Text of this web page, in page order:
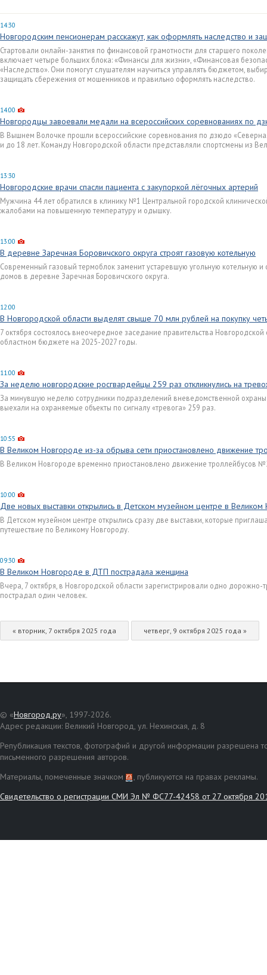
14:30
Новгородским пенсионерам расскажут, как оформлять наследство и
Стартовали онлайн-занятия по финансовой грамотности для старшего
включает четыре больших блока: «Финансы для жизни», «Финансовая
«Наследство». Они помогут слушателям научиться управлять бюджетом,
защищать сбережения от мошенников и правильно оформлять наследство.
14:00
Новгородцы завоевали медали на всероссийских соревнованиях по
В Вышнем Волочке прошли всероссийские соревнования по дзюдо
и до 18 лет. Команду Новгородской области представляли спортсмены из
13:30
Новгородские врачи спасли пациента с закупоркой лёгочных артерий
Мужчина 44 лет обратился в клинику №1 Центральной городской
жалобами на повышенную температуру и одышку.
13:00
В деревне Заречная Боровичского округа строят газовую котельную
Современный газовый термоблок заменит устаревшую угольную котельную
домов в деревне Заречная Боровичского округа.
12:00
В Новгородской области выделят свыше 70 млн рублей на покупку
7 октября состоялось внеочередное заседание правительства
областном бюджете на 2025-2027 годы.
11:00
За неделю новгородские росгвардейцы 259 раз откликнулись на
За минувшую неделю сотрудники подразделений вневедомственной
выехали на охраняемые объекты по сигналу «тревога» 259 раз.
10:55
В Великом Новгороде из-за обрыва сети приостановлено движение
В Великом Новгороде временно приостановлено движение троллейбусов
10:00
Две новых выставки открылись в Детском музейном центре в
В Детском музейном центре открылись сразу две выставки, которые
путешествие по Великому Новгороду.
09:30
В Великом Новгороде в ДТП пострадала женщина
Вчера, 7 октября, в Новгородской области зарегистрировали одно дорожно-
пострадал один человек.
« вторник, 7 октября 2025 года четверг, 9 октября 2025 года »
© «Новгород.ру», 1997-2026.
Адрес редакции: Великий Новгород, ул. Нехинская, д. 8
Републикация текстов, фотографий и другой информации разрешена
письменного разрешения авторов.
Материалы, помеченные значком
, публикуются на правах рекламы.
Свидетельство о регистрации СМИ Эл № ФС77-42458 от 27 октября